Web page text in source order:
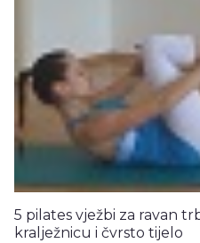
5 pilates vježbi za ravan
kralježnicu i čvrsto tijelo